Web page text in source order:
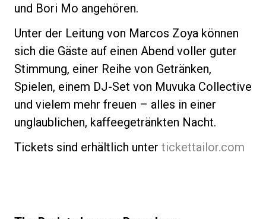
und Bori Mo angehören.
Unter der Leitung von Marcos Zoya können
sich die Gäste auf einen Abend voller guter
Stimmung, einer Reihe von Getränken,
Spielen, einem DJ-Set von Muvuka Collective
und vielem mehr freuen – alles in einer
unglaublichen, kaffeegetränkten Nacht.
Tickets sind erhältlich unter tickettailor.com